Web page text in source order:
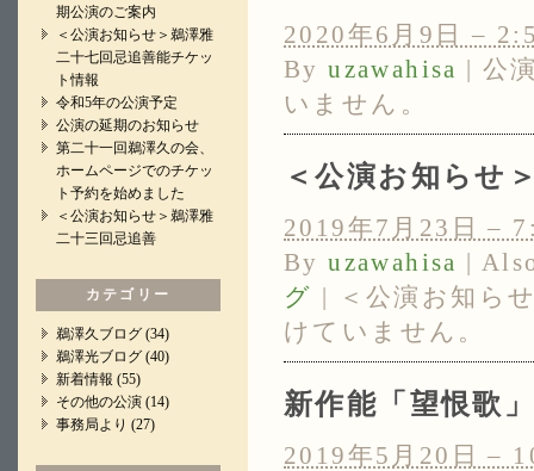
2020年6月9日 –
Byuzawahisa | 公
いません。
＜公演お知らせ
2019年7月23日 –
Byuzawahisa |
グ |
＜公演お知ら
けていません。
新作能「望恨歌
2019年5月20日 –
期公演のご案内
＜公演お知らせ＞鵜澤雅
二十七回忌追善能チケッ
ト情報
令和5年の公演予定
公演の延期のお知らせ
第二十一回鵜澤久の会、
ホームページでのチケッ
ト予約を始めました
＜公演お知らせ＞鵜澤雅
二十三回忌追善
カテゴリー
鵜澤久ブログ(34)
鵜澤光ブログ(40)
新着情報 (55)
その他の公演(14)
事務局より (27)